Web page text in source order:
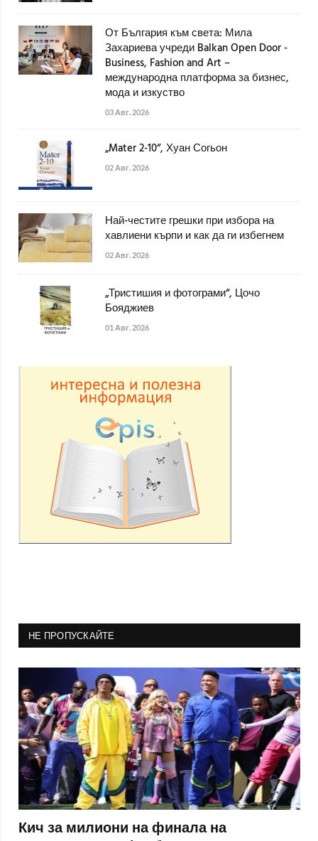
От България към света: Мила
Захариева учреди Balkan Open Door -
Business, Fashion and Art –
международна платформа за бизнес,
мода и изкуство
03 Авг. 2026
„Mater 2-10“, Хуан Согьон
02 Авг. 2026
Най-честите грешки при избора на
хавлиени кърпи и как да ги избегнем
02 Авг. 2026
„Тристишия и фотограми“, Цочо
Бояджиев
01 Авг. 2026
НЕ ПРОПУСКАЙТЕ
Кич за милиони на финала на